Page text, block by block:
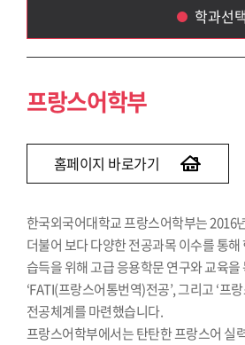
학과선택
프랑스어
이탈리아어
포르투갈어
스칸디나비
프랑스어학부
홈페이지 바로가기
한국외국어대학교 프랑스어학부는 2016
더불어 보다 다양한 전공과목 이수를 통
습득을 위해 고급 응용학문 연구와 교육
‘FATI(프랑스어통번역)전공’, 그리고 ‘프
전공체계를 마련했습니다.
프랑스어학부에서는 탄탄한 프랑스어 실